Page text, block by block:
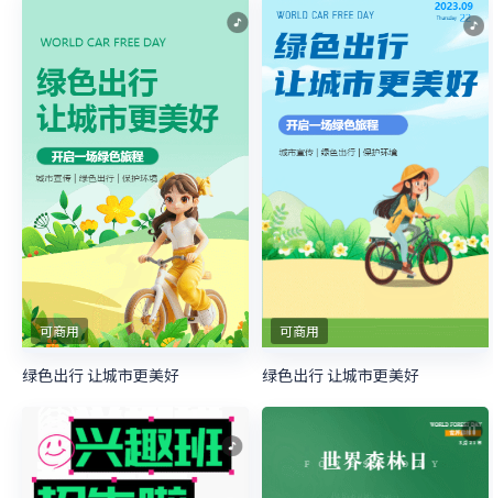
可商用
绿色出行 让城市更美好
可商用
绿色出行 让城市更美好